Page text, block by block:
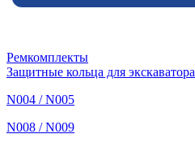
Ремкомплекты
Защитные кольца для экскаватора
N004 / N005
N008 / N009